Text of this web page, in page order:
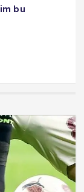
bu